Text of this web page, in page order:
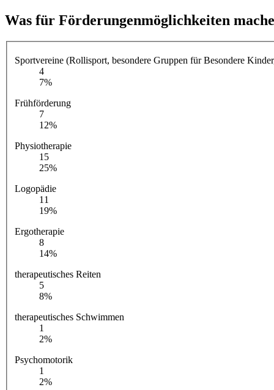
Was für Förderungenmöglichkeiten
Sportvereine (Rollisport, besondere Gruppen für Besondere
4
7%
Frühförderung
7
12%
Physiotherapie
15
25%
Logopädie
11
19%
Ergotherapie
8
14%
therapeutisches Reiten
5
8%
therapeutisches Schwimmen
1
2%
Psychomotorik
1
2%